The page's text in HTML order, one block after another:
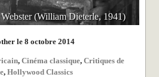
(William Dieterle, 1941)
le 8 octobre 2014
,Cinéma classique,Critiques de
,Hollywood Classics